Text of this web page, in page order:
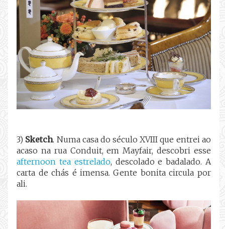
3) Sketch. Numa casa do século XVIII que entrei ao
acaso na rua Conduit, em Mayfair, descobri esse
afternoon tea estrelado, descolado e badalado. A
carta de chás é imensa. Gente bonita circula por
ali.